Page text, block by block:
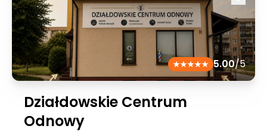
5.00/5
Działdowskie Centrum
Odnowy